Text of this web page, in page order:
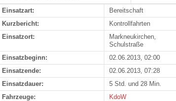
Einsatzart:
Bereitschaft
Kurzbericht:
Kontrollfahrten
Einsatzort:
Markneukirchen,
Schulstraße
Einsatzbeginn:
02.06.2013, 02:00
Einsatzende:
02.06.2013, 07:28
Einsatzdauer:
5 Std. und 28 Min.
Fahrzeuge:
KdoW